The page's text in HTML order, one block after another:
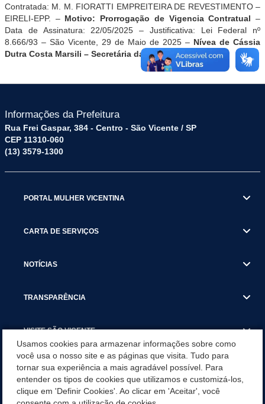
Contratada: M. M. FIORATTI EMPREITEIRA DE REVESTIMENTO –
EIRELI-EPP. – Motivo: Prorrogação de Vigencia Contratual –
Data de Assinatura: 22/05/2025 – Justificativa: Lei Federal nº
8.666/93 – São Vicente, 29 de Maio de 2025 – Nívea de Cássia
Dutra Costa Marsili – Secretária da Educação.
Informações da Prefeitura
Rua Frei Gaspar, 384 - Centro - São Vicente / SP
CEP 11310-060
(13) 3579-1300
PORTAL MULHER VICENTINA
CARTA DE SERVIÇOS
NOTÍCIAS
TRANSPARÊNCIA
VISITE SÃO VICENTE
SÃO VICENTE REFORÇA REDE DE PROTEÇÃO ÀS MULHERES
DURANTE O AGOSTO LILÁS COM AÇÕES DE
Usamos cookies para armazenar informações sobre como
você usa o nosso site e as páginas que visita. Tudo para
tornar sua experiência a mais agradável possível. Para
entender os tipos de cookies que utilizamos e customizá-los,
clique em 'Definir Cookies'. Ao clicar em 'Aceitar', você